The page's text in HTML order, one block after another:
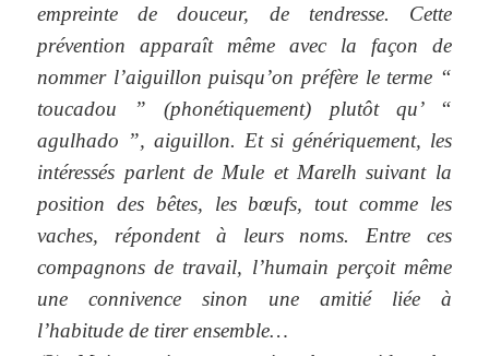
empreinte de douceur, de tendresse. Cette
prévention apparaît même avec la façon de
nommer l’aiguillon puisqu’on préfère le terme “
toucadou ” (phonétiquement) plutôt qu’ “
agulhado ”, aiguillon. Et si génériquement, les
intéressés parlent de Mule et Marelh suivant la
position des bêtes, les bœufs, tout comme les
vaches, répondent à leurs noms. Entre ces
compagnons de travail, l’humain perçoit même
une connivence sinon une amitié liée à
l’habitude de tirer ensemble…